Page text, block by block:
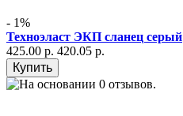
- 1%
Техноэласт ЭКП сланец серый
425.00 р. 420.05 р.